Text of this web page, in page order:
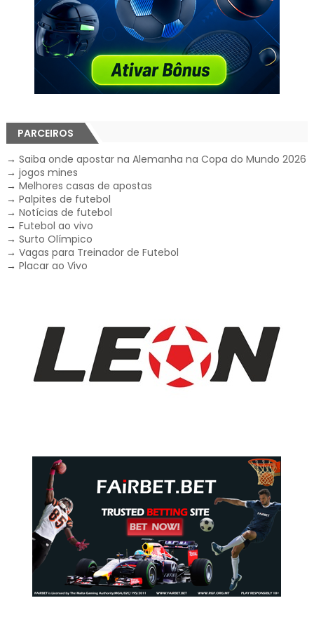
PARCEIROS
→ Saiba onde apostar na Alemanha na Copa do Mundo 2026
→ jogos mines
→ Melhores casas de apostas
→ Palpites de futebol
→ Notícias de futebol
→ Futebol ao vivo
→ Surto Olímpico
→ Vagas para Treinador de Futebol
→ Placar ao Vivo